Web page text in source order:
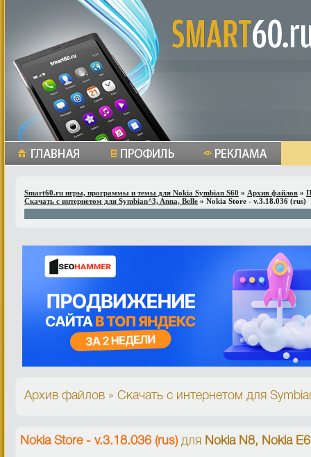
Smart60.ru игры, программы и темы для Nokia Symbian S60 » Архив файлов »
Скачать с интернетом для Symbian^3, Anna, Belle » Nokia Store - v.3.18.036 (rus)
Архив файлов » Скачать с интернетом для
Nokia Store - v.3.18.036 (rus)для Nokia N8, Nokia